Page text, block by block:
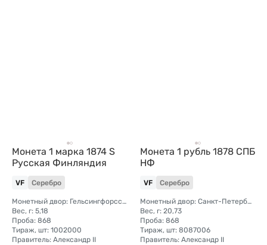
Монета 1 марка 1874 S
Русская Финляндия
VF Серебро
Монетный двор: Гельсингфорсский монетный двор (Финляндия)
Вес, г: 5,18
Проба: 868
Тираж, шт: 1002000
Правитель: Александр II
Монета 1 рубль 1878 СПБ
НФ
VF Серебро
Монетный двор: Санкт-Петербургский монетный двор
Вес, г: 20,73
Проба: 868
Тираж, шт: 8087006
Правитель: Александр II